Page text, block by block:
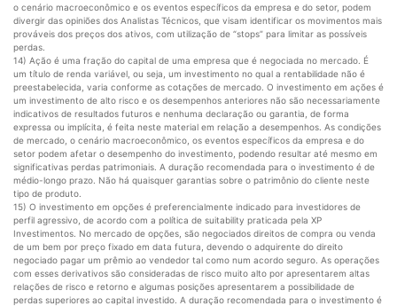
o cenário macroeconômico e os eventos específicos da empresa e do setor, podem
divergir das opiniões dos Analistas Técnicos, que visam identificar os movimentos mais
prováveis dos preços dos ativos, com utilização de “stops” para limitar as possíveis
perdas.
14) Ação é uma fração do capital de uma empresa que é negociada no mercado. É
um título de renda variável, ou seja, um investimento no qual a rentabilidade não é
preestabelecida, varia conforme as cotações de mercado. O investimento em ações é
um investimento de alto risco e os desempenhos anteriores não são necessariamente
indicativos de resultados futuros e nenhuma declaração ou garantia, de forma
expressa ou implícita, é feita neste material em relação a desempenhos. As condições
de mercado, o cenário macroeconômico, os eventos específicos da empresa e do
setor podem afetar o desempenho do investimento, podendo resultar até mesmo em
significativas perdas patrimoniais. A duração recomendada para o investimento é de
médio-longo prazo. Não há quaisquer garantias sobre o patrimônio do cliente neste
tipo de produto.
15) O investimento em opções é preferencialmente indicado para investidores de
perfil agressivo, de acordo com a política de suitability praticada pela XP
Investimentos. No mercado de opções, são negociados direitos de compra ou venda
de um bem por preço fixado em data futura, devendo o adquirente do direito
negociado pagar um prêmio ao vendedor tal como num acordo seguro. As operações
com esses derivativos são consideradas de risco muito alto por apresentarem altas
relações de risco e retorno e algumas posições apresentarem a possibilidade de
perdas superiores ao capital investido. A duração recomendada para o investimento é